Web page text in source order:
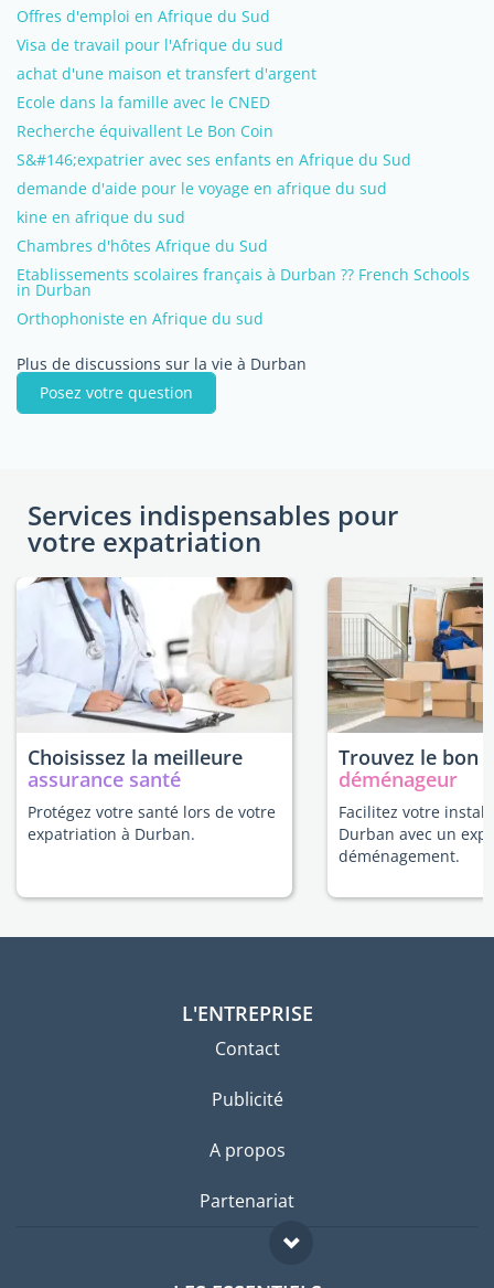
Offres d'emploi en Afrique du Sud
Visa de travail pour l'Afrique du sud
achat d'une maison et transfert d'argent
Ecole dans la famille avec le CNED
Recherche équivallent Le Bon Coin
S&#146;expatrier avec ses enfants en Afrique du Sud
demande d'aide pour le voyage en afrique du sud
kine en afrique du sud
Chambres d'hôtes Afrique du Sud
Etablissements scolaires français à Durban ?? French Schools
in Durban
Orthophoniste en Afrique du sud
Plus de discussions sur la vie à Durban
Posez votre question
Services indispensables pour
votre expatriation
Choisissez la meilleure
assurance santé
Protégez votre santé lors de votre
expatriation à Durban.
Trouvez le bon
déménageur
Facilitez votre
Durban avec un
déménagement.
L'ENTREPRISE
Contact
Publicité
A propos
Partenariat